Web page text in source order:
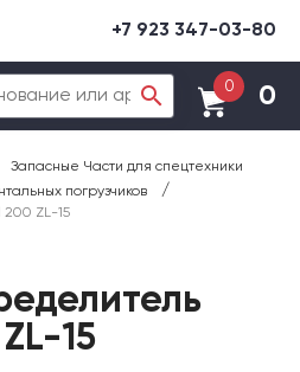
+7 923 347-03-80
0 0
Запасные Части для спецтехники
погрузчиков /
ZL-15
15